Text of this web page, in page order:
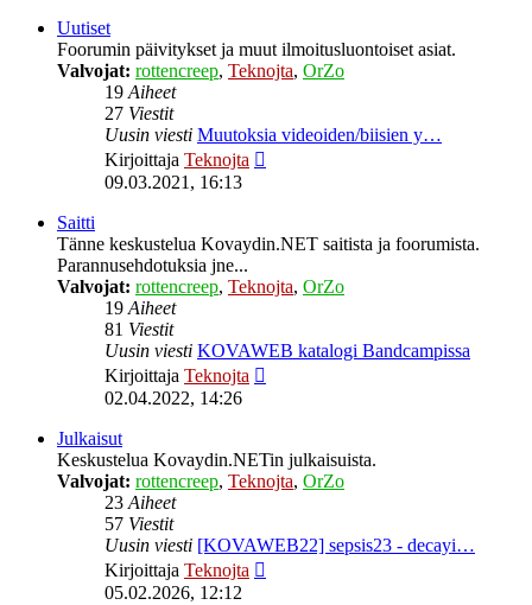
Uutiset
Foorumin päivitykset ja muut ilmoitusluontoiset asiat.
Valvojat: rottencreep, Teknojta, OrZo
19Aiheet
27 Viestit
Uusin viesti Muutoksia videoiden/biisien y…
Kirjoittaja Teknojta
09.03.2021, 16:13
Saitti
Tänne keskustelua Kovaydin.NET saitista ja foorumista.
Parannusehdotuksia jne...
Valvojat: rottencreep, Teknojta, OrZo
19Aiheet
81 Viestit
Uusin viesti KOVAWEB katalogi Bandcampissa
Kirjoittaja Teknojta
02.04.2022, 14:26
Julkaisut
Keskustelua Kovaydin.NETin julkaisuista.
Valvojat: rottencreep, Teknojta, OrZo
23Aiheet
57 Viestit
Uusin viesti [KOVAWEB22] sepsis23 - decayi…
Kirjoittaja Teknojta
05.02.2026, 12:12